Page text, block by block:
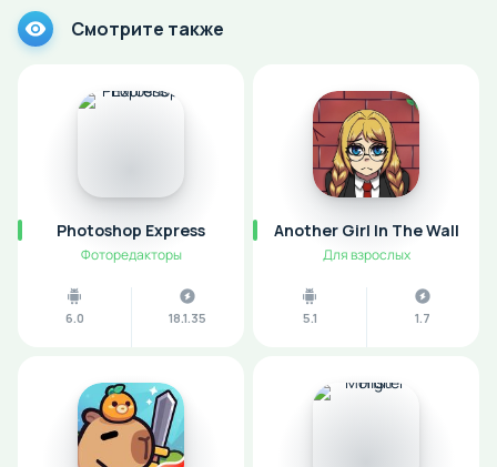
Смотрите также
Photoshop Express
Фоторедакторы
6.0 18.1.35
Another Girl In The Wall
Для взрослых
5.1 1.7